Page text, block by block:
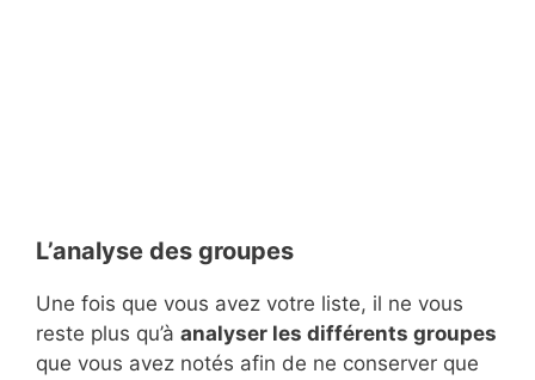
L’analyse des groupes
Une fois que vous avez votre liste, il ne vous
reste plus qu’à analyser les différents groupes
que vous avez notés afin de ne conserver que